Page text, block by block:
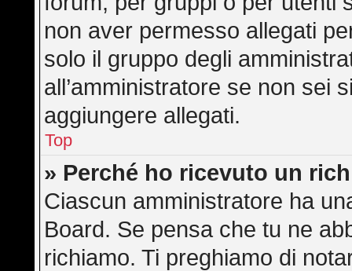
non aver permesso allegati
solo il gruppo degli
all’amministratore se non sei
aggiungere allegati.
Top
» Perché ho ricevuto un
Ciascun amministratore ha
Board. Se pensa che tu ne
richiamo. Ti preghiamo di